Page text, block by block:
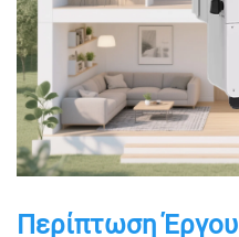
Περίπτωση Έργου